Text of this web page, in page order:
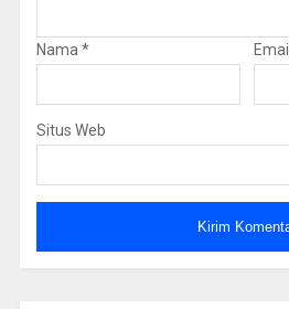
Nama* Email
Situs Web